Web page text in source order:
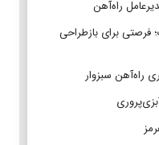
راه‌آهن
برای بازطراحی
راه‌آهن سبزوار